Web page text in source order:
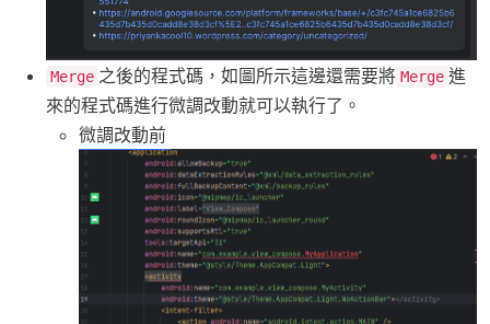
Merge 之後的程式碼，如圖所示這邊還需要將 Merge 進
來的程式碼進行微調改動就可以執行了。
微調改動前